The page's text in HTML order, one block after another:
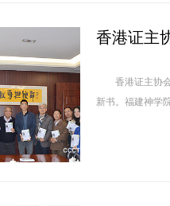
香港证主
香港证主协会
新书。福建神学